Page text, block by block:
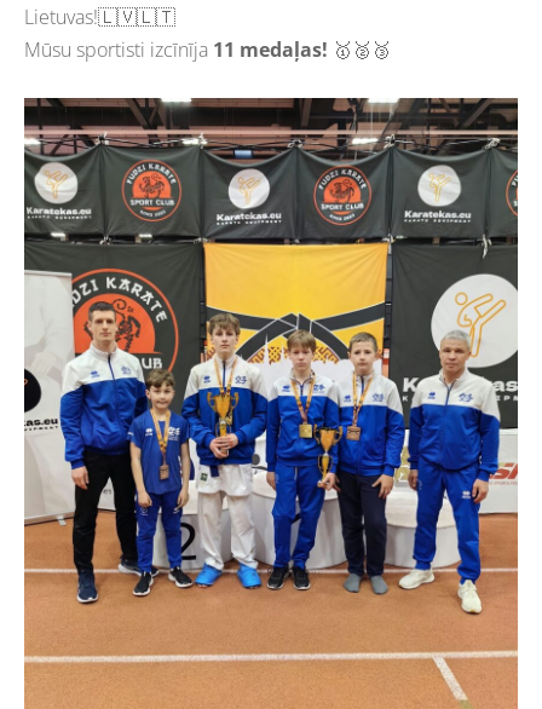
Lietuvas!🇱🇻🇱🇹
Mūsu sportisti izcīnīja 11 medaļas! 🥇🥈🥉